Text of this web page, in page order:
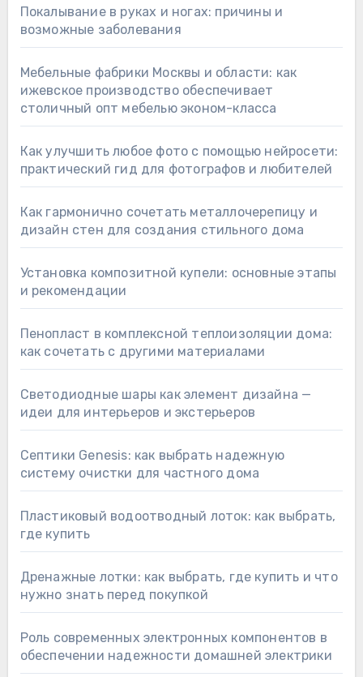
Покалывание в руках и ногах: причины и
возможные заболевания
Мебельные фабрики Москвы и области: как
ижевское производство обеспечивает
столичный опт мебелью эконом-класса
Как улучшить любое фото с помощью нейросети:
практический гид для фотографов и любителей
Как гармонично сочетать металлочерепицу и
дизайн стен для создания стильного дома
Установка композитной купели: основные этапы
и рекомендации
Пенопласт в комплексной теплоизоляции дома:
как сочетать с другими материалами
Светодиодные шары как элемент дизайна —
идеи для интерьеров и экстерьеров
Септики Genesis: как выбрать надежную
систему очистки для частного дома
Пластиковый водоотводный лоток: как выбрать,
где купить
Дренажные лотки: как выбрать, где купить и что
нужно знать перед покупкой
Роль современных электронных компонентов в
обеспечении надежности домашней электрики